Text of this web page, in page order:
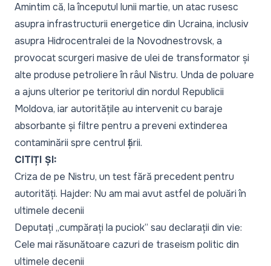
Amintim că, la începutul lunii martie, un atac rusesc
asupra infrastructurii energetice din Ucraina, inclusiv
asupra Hidrocentralei de la Novodnestrovsk, a
provocat scurgeri masive de ulei de transformator și
alte produse petroliere în râul Nistru. Unda de poluare
a ajuns ulterior pe teritoriul din nordul Republicii
Moldova, iar autoritățile au intervenit cu baraje
absorbante și filtre pentru a preveni extinderea
contaminării spre centrul țării.
CITIȚI ȘI:
Criza de pe Nistru, un test fără precedent pentru
autorități. Hajder: Nu am mai avut astfel de poluări în
ultimele decenii
Deputați „cumpărați la puciok” sau declarații din vie:
Cele mai răsunătoare cazuri de traseism politic din
ultimele decenii